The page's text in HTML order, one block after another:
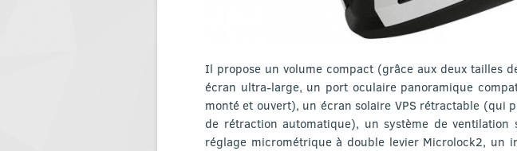
Il propose un volume compact (grâce aux deux tailles
écran ultra-large, un port oculaire panoramique
monté et ouvert), un écran solaire VPS rétractable (qui
de rétraction automatique), un système de ventilation
réglage micrométrique à double levier Microlock2, un